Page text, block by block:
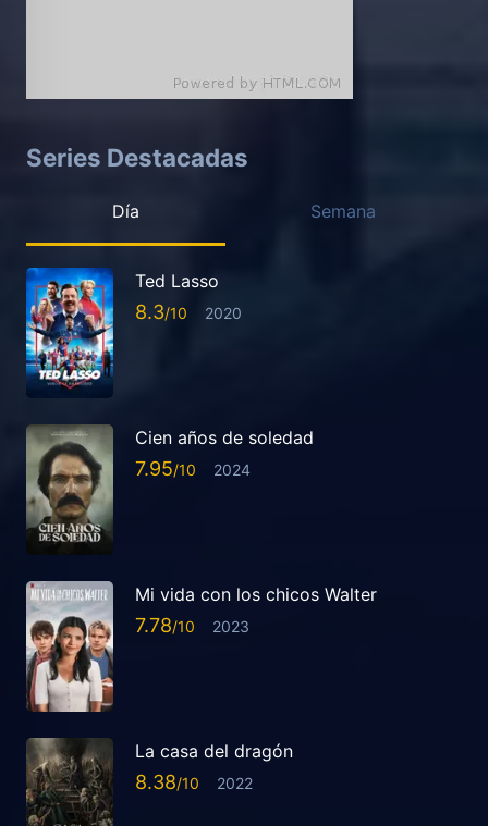
Series Destacadas
Día Semana
Ted Lasso
8.3 2020
Cien años de soledad
7.95 2024
Mi vida con los chicos Walter
7.78 2023
La casa del dragón
8.38 2022